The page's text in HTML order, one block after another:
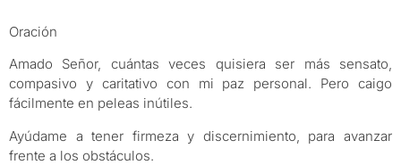
Oración
Amado Señor, cuántas veces quisiera ser más sensato,
compasivo y caritativo con mi paz personal. Pero caigo
fácilmente en peleas inútiles.
Ayúdame a tener firmeza y discernimiento, para avanzar
frente a los obstáculos.